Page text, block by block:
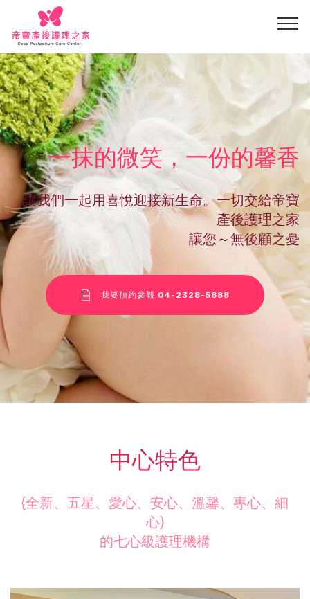
一抹的微笑，一份的馨香
讓我們一起用喜悅迎接新生命。一切交給帝寶
產後護理之家
讓您～無後顧之憂
我要預約參觀 04-2328-5888
中心特色
{全新、五星、愛心、安心、溫馨、專心、細
心}
的七心級護理機構